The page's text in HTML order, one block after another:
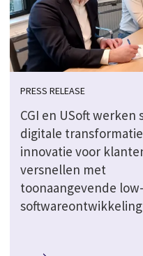
PRESS RELEASE
CGI en USoft werken
digitale
innovatie voor
versnellen met
toonaangevende
softwareontwikkeling